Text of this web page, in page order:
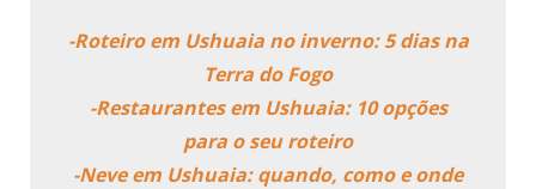
-Roteiro em Ushuaia no inverno: 5 dias na
Terra do Fogo
-Restaurantes em Ushuaia: 10 opções
para o seu roteiro
-Neve em Ushuaia: quando, como e onde